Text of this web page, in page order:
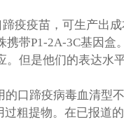
疫疫苗，可生产出
带P1-2A-3C基因盒
但是他们的表达水
口蹄疫病毒血清型
粗提物。在已报道